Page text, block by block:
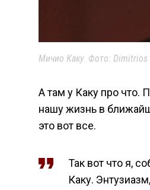
Мичио Каку. Фото: Dimitrios
А там у Каку про что.
нашу жизнь в
это вот все.
Так вот что я,
Каку.